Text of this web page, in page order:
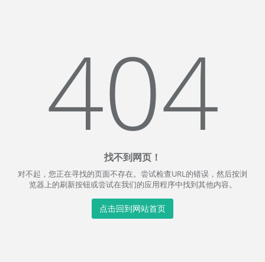
404
找不到网页！
对不起，您正在寻找的页面不存在。尝试检查URL的错误，然后按浏
览器上的刷新按钮或尝试在我们的应用程序中找到其他内容。
点击回到网站首页